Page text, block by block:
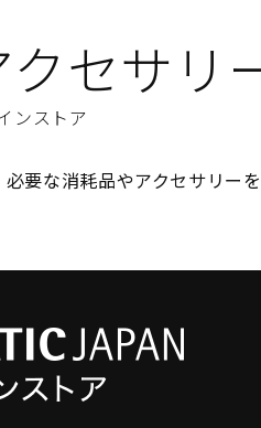
セサリ
ンストア
要な消耗品やアクセサリーを